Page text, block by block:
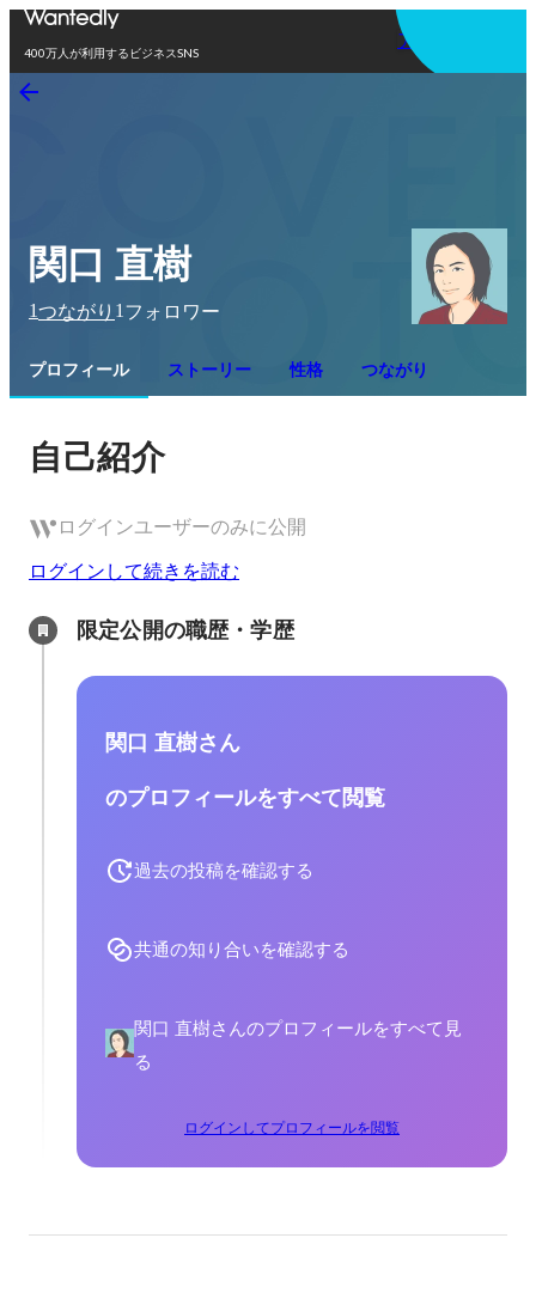
400万人が利用するビジネスSNS
アプリを使う
関口 直樹
1つながり 1 フォロワー
プロフィール ストーリー 性格 つながり
自己紹介
ログインユーザーのみに公開
ログインして続きを読む
限定公開の職歴・学歴
関口 直樹さん
のプロフィールをすべて閲覧
過去の投稿を確認する
共通の知り合いを確認する
関口 直樹さんのプロフィールをすべて見
る
ログインしてプロフィールを閲覧